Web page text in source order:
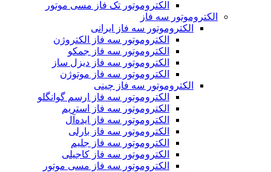
الکتروموتور تک فاز مسی موتور
الکتروموتور سه فاز
الکتروموتور سه فاز ایرانی
الکتروموتور سه فاز الکتروژن
الکتروموتور سه فاز جمکو
الکتروموتور سه فاز دیزل ساز
الکتروموتور سه فاز موتوژن
الکتروموتور سه فاز چینی
الکتروموتور سه فاز ارسم گوانگلو
الکتروموتور سه فاز استریم
الکتروموتور سه فاز ایده‌آل
الکتروموتور سه فاز بارلی
الکتروموتور سه فاز جلیم
الکتروموتور سه فاز کاجیلی
الکتروموتور سه فاز مسی موتور